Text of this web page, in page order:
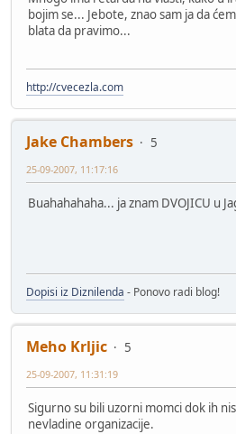
bojim se... Jebote, znao sam ja da
blata da pravimo...
http://cvecezla.com
Jake Chambers
5
25-09-2007, 11:17:16
Buahahahaha... ja znam DVOJICU u
Dopisi iz Diznilenda - Ponovo radi blog!
Meho Krljic
5
25-09-2007, 11:31:19
Sigurno su bili uzorni momci dok ih
nevladine organizacije.